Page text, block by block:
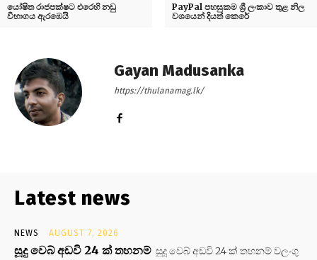
යෝෂිත රාජපක්ෂට එරෙහි නඩු
විභාගය ඇරඹෙයි
PayPal පහසුකම ශ්‍රී ලංකාව තුළ නිල
වශයෙන් දියත් කෙරේ
Gayan Madusanka
https://thulanamag.lk/
Latest news
NEWS AUGUST 7, 2026
සූදු වෙබ් අඩවි 24 ක් තහනම් සූදු වෙබ් අඩවි 24 ක් තහනම් වලංගු